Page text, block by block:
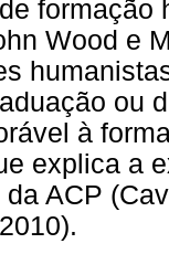
formação
Wood e
ou
à
explica a
ACP